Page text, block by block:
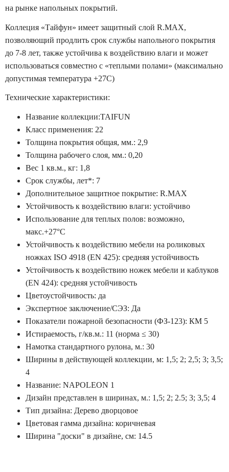
на рынке напольных покрытий.
Коллеция «Тайфун» имеет защитный слой R.MAX,
позволяющий продлить срок службы напольного покрытия
до 7-8 лет, также устойчива к воздействию влаги и может
использоваться совместно с «теплыми полами» (максимально
допустимая температура +27С)
Технические характеристики:
Название коллекции:TAIFUN
Класс применения: 22
Толщина покрытия общая, мм.: 2,9
Толщина рабочего слоя, мм.: 0,20
Вес 1 кв.м., кг: 1,8
Срок службы, лет*: 7
Дополнительное защитное покрытие: R.MAX
Устойчивость к воздействию влаги: устойчиво
Использование для теплых полов: возможно,
макс.+27°С
Устойчивость к воздействию мебели на роликовых
ножках ISO 4918 (EN 425): средняя устойчивость
Устойчивость к воздействию ножек мебели и каблуков
(EN 424): средняя устойчивость
Цветоустойчивость: да
Экспертное заключение/СЭЗ: Да
Показатели пожарной безопасности (ФЗ-123): КМ 5
Истираемость, г/кв.м.: 11 (норма ≤ 30)
Намотка стандартного рулона, м.: 30
Ширины в действующей коллекции, м: 1,5; 2; 2,5; 3; 3,5;
4
Название: NAPOLEON 1
Дизайн представлен в ширинах, м.: 1,5; 2; 2.5; 3; 3,5; 4
Тип дизайна: Дерево дворцовое
Цветовая гамма дизайна: коричневая
Ширина "доски" в дизайне, см: 14.5